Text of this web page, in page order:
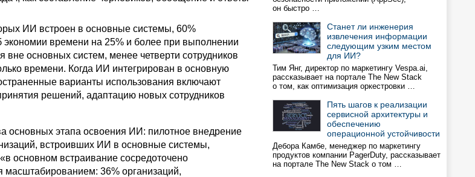
ИИ встроен в основные системы, 60%
экономии времени на 25% и более при выполнении
вне основных систем, менее четверти сотрудников
времени. Когда ИИ интегрирован в основную
варианты использования включают
решений, адаптацию новых сотрудников
основных этапа освоения ИИ: пилотное внедрение
встроивших ИИ в основные системы,
основном встраивание сосредоточено
масштабированием: 36% организаций,
он быстро …
Станет ли инженерия
извлечения информации
следующим узким местом
для ИИ?
Тим Янг, директор по маркетингу Vespa.ai,
рассказывает на портале The New Stack
о том, как оптимизация оркестровки …
Пять шагов к реализации
сервисной архитектуры и
обеспечению
операционной устойчивости
Дебора Камбе, менеджер по маркетингу
продуктов компании PagerDuty, рассказывает
на портале The New Stack о том …